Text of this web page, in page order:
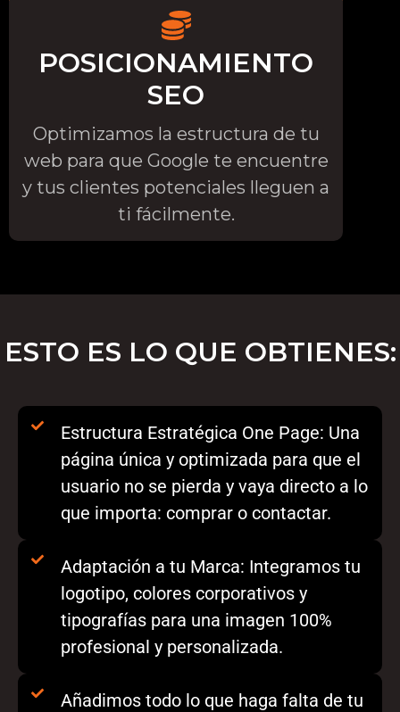
POSICIONAMIENTO
SEO
Optimizamos la estructura de tu
web para que Google te encuentre
y tus clientes potenciales lleguen a
ti fácilmente.
ESTO ES LO QUE OBTIENES:
Estructura Estratégica One Page: Una
página única y optimizada para que el
usuario no se pierda y vaya directo a lo
que importa: comprar o contactar.
Adaptación a tu Marca: Integramos tu
logotipo, colores corporativos y
tipografías para una imagen 100%
profesional y personalizada.
Añadimos todo lo que haga falta de tu